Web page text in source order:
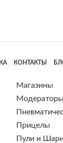
КОНТАКТЫ
Магазины
Модераторы
Прицелы
Пули и